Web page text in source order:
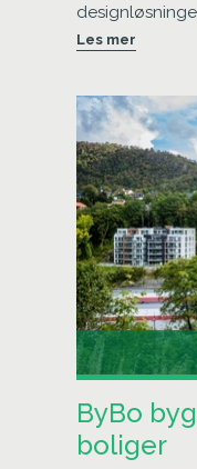
Les mer
ByBo
boliger